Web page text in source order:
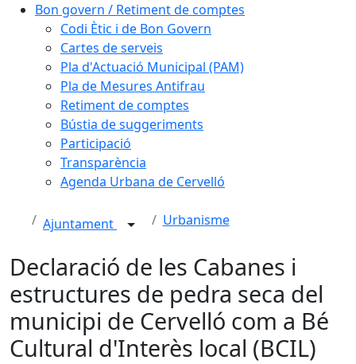
Bon govern / Retiment de comptes
Codi Ètic i de Bon Govern
Cartes de serveis
Pla d'Actuació Municipal (PAM)
Pla de Mesures Antifrau
Retiment de comptes
Bústia de suggeriments
Participació
Transparència
Agenda Urbana de Cervelló
Ajuntament Urbanisme
Declaració de les Cabanes i
estructures de pedra seca del
municipi de Cervelló com a Bé
Cultural d'Interès local (BCIL)